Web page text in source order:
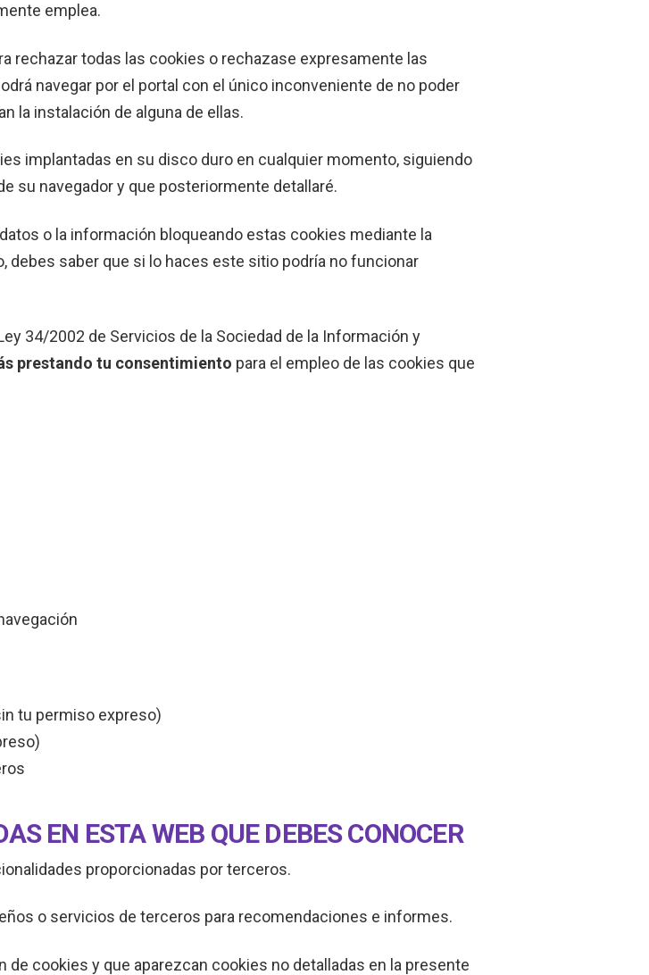
emplea.
rechazar todas las cookies o rechazase expresamente las
navegar por el portal con el único inconveniente de no poder
la instalación de alguna de ellas.
implantadas en su disco duro en cualquier momento, siguiendo
su navegador y que posteriormente detallaré.
o la información bloqueando estas cookies mediante la
debes saber que si lo haces este sitio podría no funcionar
34/2002 de Servicios de la Sociedad de la Información y
prestando tu consentimiento para el empleo de las cookies que
tu permiso expreso)
EN ESTA WEB QUE DEBES CONOCER
proporcionadas por terceros.
o servicios de terceros para recomendaciones e informes.
cookies y que aparezcan cookies no detalladas en la presente